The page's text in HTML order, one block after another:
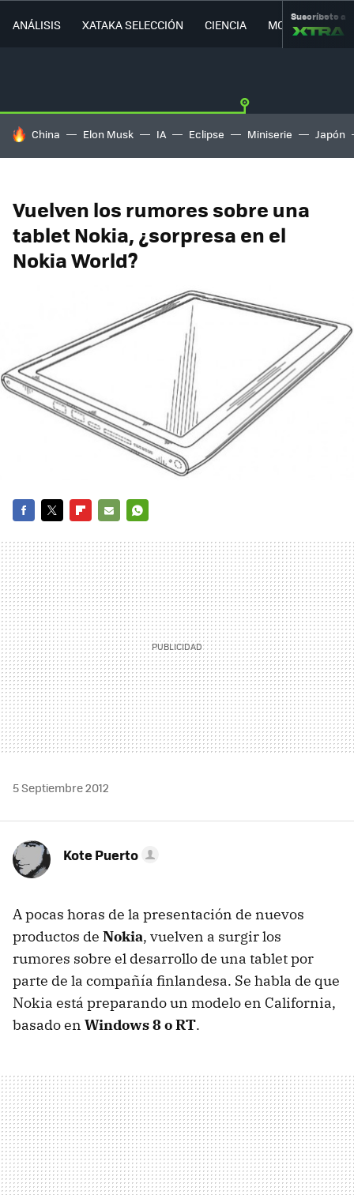
ANÁLISIS XATAKA SELECCIÓN CIENCIA MOVILIDAD
Suscríbete a
HOY SE HABLA DE
China Elon Musk IA Eclipse Miniserie Japón
Vuelven los rumores sobre una
tablet Nokia, ¿sorpresa en el
Nokia World?
MAIL
5 Septiembre 2012
Kote Puerto
A pocas horas de la presentación de nuevos
productos de Nokia, vuelven a surgir los
rumores sobre el desarrollo de una tablet por
parte de la compañía finlandesa. Se habla de que
Nokia está preparando un modelo en California,
basado en Windows 8 o RT.